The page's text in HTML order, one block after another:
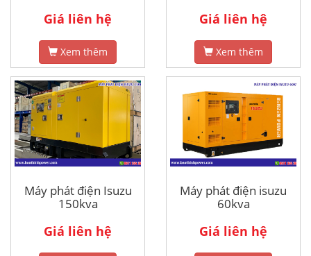
Giá liên hệ
Xem thêm
Giá liên hệ
Xem thêm
Máy phát điện Isuzu
150kva
Giá liên hệ
Máy phát điện isuzu
60kva
Giá liên hệ